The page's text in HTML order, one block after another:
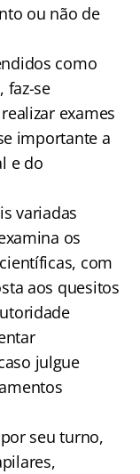
ou não de
como
faz-se
exames
importante a
e do
variadas
os
com
aos quesitos
julgue
seu turno,